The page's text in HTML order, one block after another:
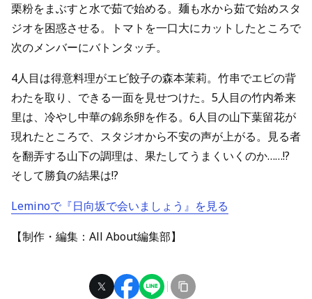
栗粉をまぶすと水で茹で始める。麺も水から茹で始めスタ
ジオを困惑させる。トマトを一口大にカットしたところで
次のメンバーにバトンタッチ。
4人目は得意料理がエビ餃子の森本茉莉。竹串でエビの背
わたを取り、できる一面を見せつけた。5人目の竹内希来
里は、冷やし中華の錦糸卵を作る。6人目の山下葉留花が
現れたところで、スタジオから不安の声が上がる。見る者
を翻弄する山下の調理は、果たしてうまくいくのか……!?
そして勝負の結果は!?
Leminoで『日向坂で会いましょう』を見る
【制作・編集：All About編集部】